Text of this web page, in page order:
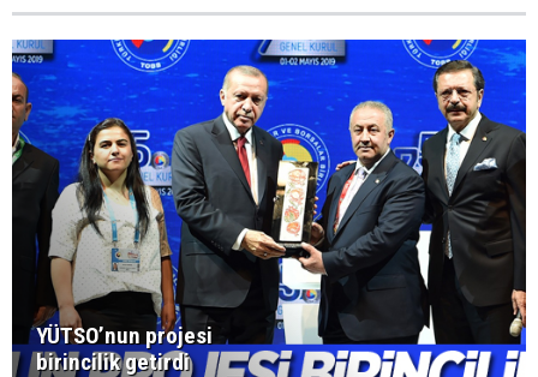
YÜTSO’nun projesi
birincilik getirdi